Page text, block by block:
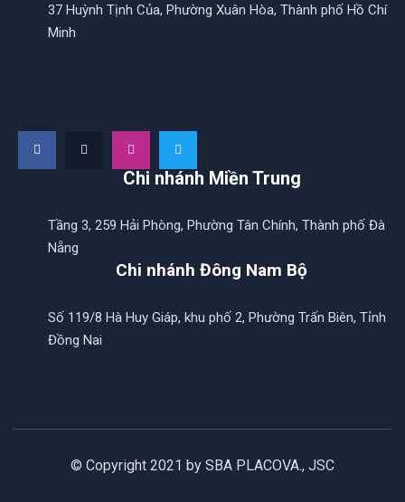
37 Huỳnh Tịnh Của, Phường Xuân Hòa, Thành phố Hồ Chí
Minh
Chi nhánh Miền Trung
Tầng 3, 259 Hải Phòng, Phường Tân Chính, Thành phố Đà
Nẵng
Chi nhánh Đông Nam Bộ
Số 119/8 Hà Huy Giáp, khu phố 2, Phường Trấn Biên, Tỉnh
Đồng Nai
© Copyright 2021 by SBA PLACOVA., JSC